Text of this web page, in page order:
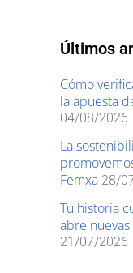
Últimos
Cómo
la apuesta
04/08/2026
La
Femxa 28/
Tu historia
abre
21/07/2026